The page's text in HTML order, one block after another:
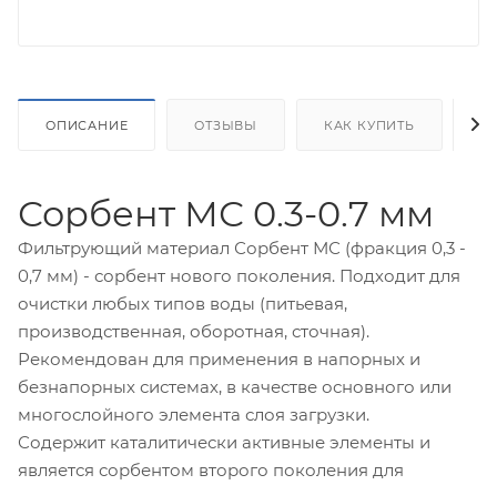
ОПИСАНИЕ ОТЗЫВЫ КАК КУПИТЬ
Сорбент МС 0.3-0.7 мм
Фильтрующий материал Сорбент МС (фракция 0,3 -
0,7 мм) - сорбент нового поколения. Подходит для
очистки любых типов воды (питьевая,
производственная, оборотная, сточная).
Рекомендован для применения в напорных и
безнапорных системах, в качестве основного или
многослойного элемента слоя загрузки.
Содержит каталитически активные элементы и
является сорбентом второго поколения для